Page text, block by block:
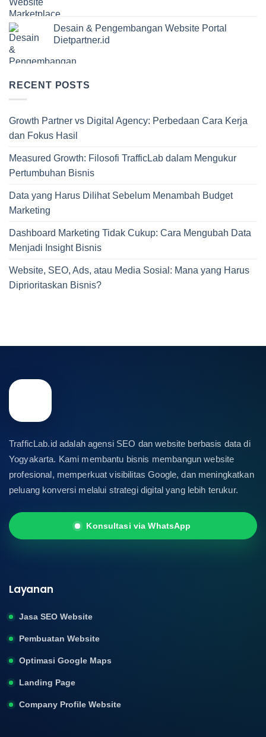
Desain & Pengembangan Website Portal
Dietpartner.id
RECENT POSTS
Growth Partner vs Digital Agency: Perbedaan Cara Kerja
dan Fokus Hasil
Measured Growth: Filosofi TrafficLab dalam Mengukur
Pertumbuhan Bisnis
Data yang Harus Dilihat Sebelum Menambah Budget
Marketing
Dashboard Marketing Tidak Cukup: Cara Mengubah Data
Menjadi Insight Bisnis
Website, SEO, Ads, atau Media Sosial: Mana yang Harus
Diprioritaskan Bisnis?
TrafficLab.id adalah agensi SEO dan website berbasis data di
Yogyakarta. Kami membantu bisnis membangun website
profesional, memperkuat visibilitas Google, dan meningkatkan
peluang konversi melalui strategi digital yang lebih terukur.
Konsultasi via WhatsApp
Layanan
Jasa SEO Website
Pembuatan Website
Optimasi Google Maps
Landing Page
Company Profile Website